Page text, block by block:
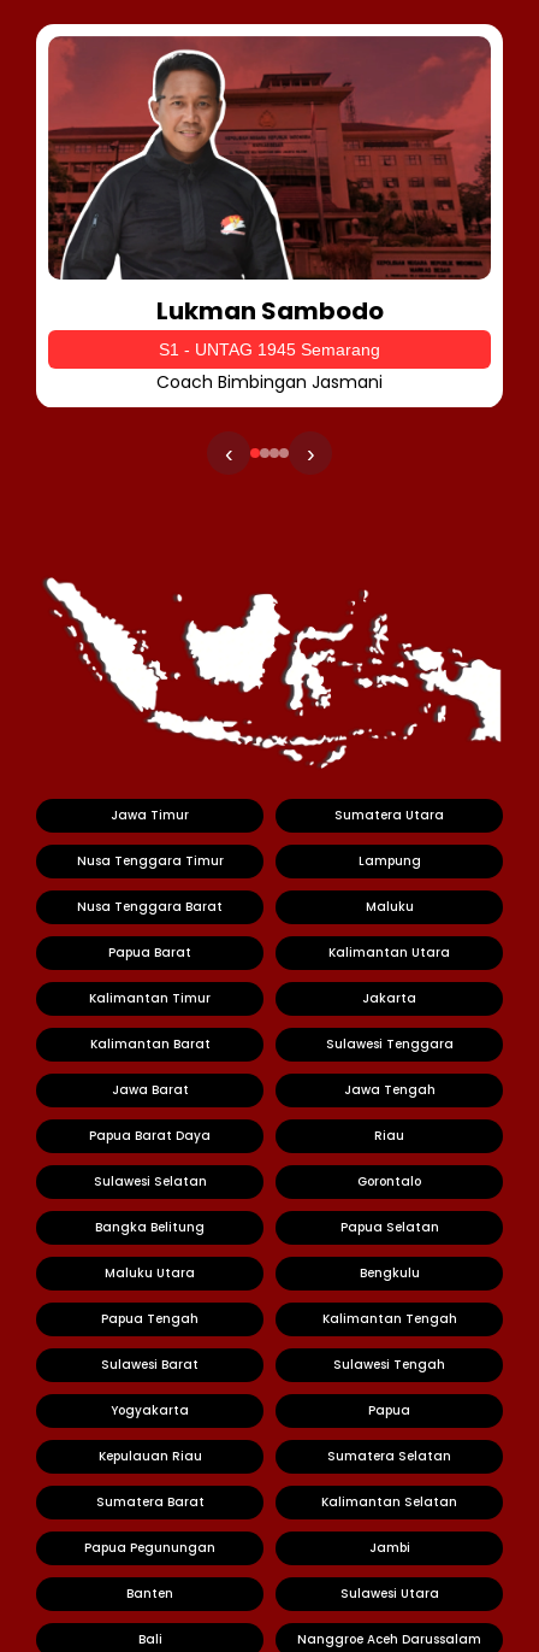
Lukman Sambodo
S1 - UNTAG 1945 Semarang
Coach Bimbingan Jasmani
‹ ›
Jawa Timur Sumatera Utara
Nusa Tenggara Timur Lampung
Nusa Tenggara Barat Maluku
Papua Barat Kalimantan Utara
Kalimantan Timur Jakarta
Kalimantan Barat Sulawesi Tenggara
Jawa Barat Jawa Tengah
Papua Barat Daya Riau
Sulawesi Selatan Gorontalo
Bangka Belitung Papua Selatan
Maluku Utara Bengkulu
Papua Tengah Kalimantan Tengah
Sulawesi Barat Sulawesi Tengah
Yogyakarta Papua
Kepulauan Riau Sumatera Selatan
Sumatera Barat Kalimantan Selatan
Papua Pegunungan Jambi
Banten Sulawesi Utara
Bali Nanggroe Aceh Darussalam